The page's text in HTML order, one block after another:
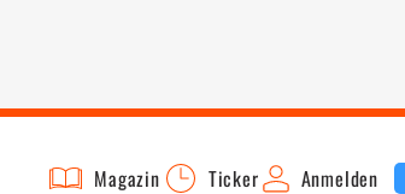
Magazin Ticker Anmelden